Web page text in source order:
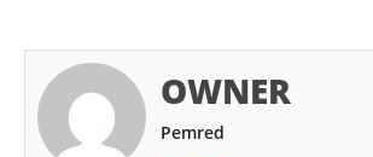
OWNER
Pemred